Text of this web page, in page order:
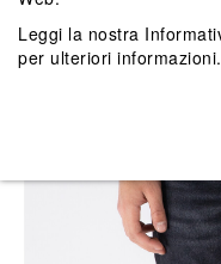
Leggi la nostra
per ulteriori informazioni.